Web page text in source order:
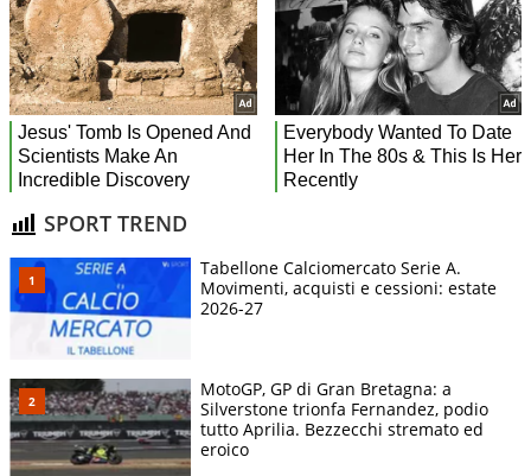
SPORT TREND
Tabellone Calciomercato Serie A.
Movimenti, acquisti e cessioni: estate
2026-27
MotoGP, GP di Gran Bretagna: a
Silverstone trionfa Fernandez, podio
tutto Aprilia. Bezzecchi stremato ed
eroico